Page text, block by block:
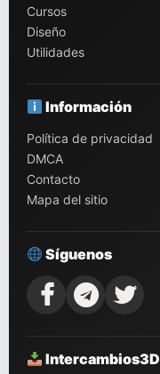
Cursos
Diseño
Utilidades
Información
Política de privacidad
DMCA
Contacto
Mapa del sitio
Síguenos
Intercambios3D